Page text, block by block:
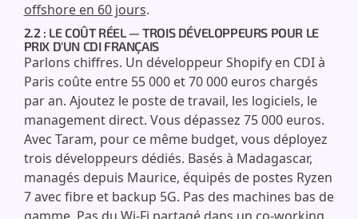
offshore en 60 jours.
2.2 : LE COÛT RÉEL — TROIS DÉVELOPPEURS POUR LE
PRIX D'UN CDI FRANÇAIS
Parlons chiffres. Un développeur Shopify en CDI à
Paris coûte entre 55 000 et 70 000 euros chargés
par an. Ajoutez le poste de travail, les logiciels, le
management direct. Vous dépassez 75 000 euros.
Avec Taram, pour ce même budget, vous déployez
trois développeurs dédiés. Basés à Madagascar,
managés depuis Maurice, équipés de postes Ryzen
7 avec fibre et backup 5G. Pas des machines bas de